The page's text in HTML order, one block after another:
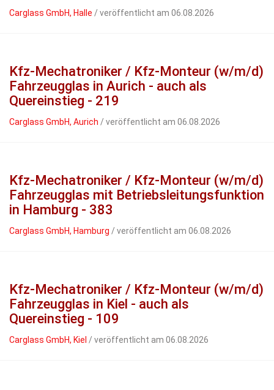
Carglass GmbH, Halle / veröffentlicht am 06.08.2026
Kfz-Mechatroniker / Kfz-Monteur (w/m/d)
Fahrzeugglas in Aurich - auch als
Quereinstieg - 219
Carglass GmbH, Aurich / veröffentlicht am 06.08.2026
Kfz-Mechatroniker / Kfz-Monteur (w/m/d)
Fahrzeugglas mit Betriebsleitungsfunktion
in Hamburg - 383
Carglass GmbH, Hamburg / veröffentlicht am 06.08.2026
Kfz-Mechatroniker / Kfz-Monteur (w/m/d)
Fahrzeugglas in Kiel - auch als
Quereinstieg - 109
Carglass GmbH, Kiel / veröffentlicht am 06.08.2026